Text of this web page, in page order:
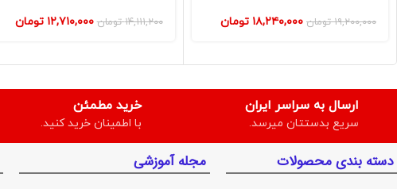
۱۹,۲۰۰,۰۰۰ تومان ۱۸,۲۴۰,۰۰۰ تومان ۱۴,۱۱۱,۲۰۰ تومان ۱۲,۷۱۰,۰۰۰ تومان
ارسال به سراسر ایران
سریع بدستتان میرسد.
خرید مطمئن
با اطمینان خرید کنید.
دسته بندی محصولات مجله آموزشی